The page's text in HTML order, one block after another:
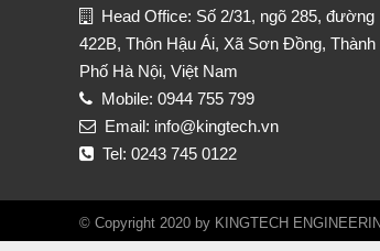
Head Office: Số 2/31, ngõ 285, đường
422B, Thôn Hậu Ái, Xã Sơn Đồng, Thành
Phố Hà Nội, Việt Nam
Mobile: 0944 755 799
Email: info@kingtech.vn
Tel: 0243 745 0122
© Copyright 2020 by KINGTECH